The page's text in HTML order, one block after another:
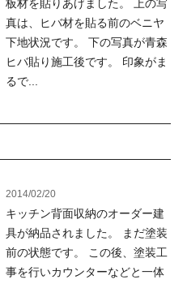
板材を貼りあげました。 上の写
真は、ヒバ材を貼る前のベニヤ
下地状況です。 下の写真が青森
ヒバ貼り施工後です。 印象がま
るで...
2014/02/20
キッチン背面収納のオーダー建
具が納品されました。 まだ塗装
前の状態です。 この後、塗装工
事を行いカウンターなどと一体